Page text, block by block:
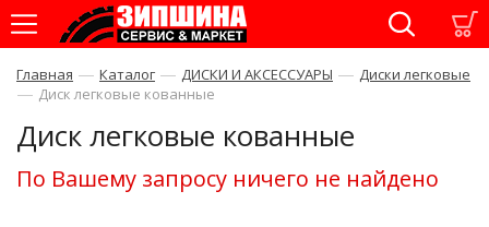
Главная — Каталог — ДИСКИ И АКСЕССУАРЫ — Диски легковые
— Диск легковые кованные
Диск легковые кованные
По Вашему запросу ничего не найдено